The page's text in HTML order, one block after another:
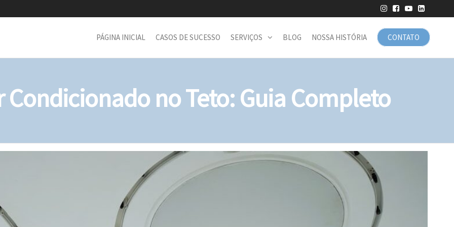
CONTATO
PÁGINA INICIAL CASOS DE SUCESSO SERVIÇOS BLOG NOSSA HISTÓRIA
Condicionado no Teto: Guia Completo